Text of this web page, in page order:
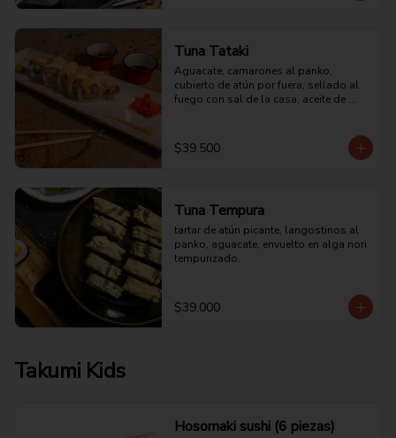
Tuna Tataki
Aguacate, camarones al panko,
cubierto de atún por fuera, sellado al
fuego con sal de la casa, aceite de
$39.500
Tuna Tempura
tartar de atún picante, langostinos al
panko, aguacate, envuelto en alga nori
tempurizado.
$39.000
Takumi Kids
Hosomaki sushi (6 piezas)